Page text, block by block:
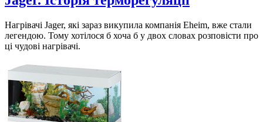
Нагрівачі Jager, які зараз викупила компанія Eheim, вже стали
легендою. Тому хотілося б хоча б у двох словах розповісти про
ці чудові нагрівачі.